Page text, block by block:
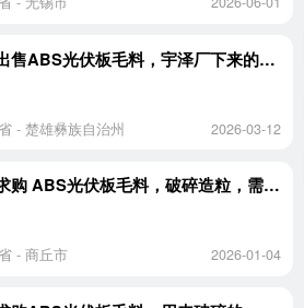
出售ABS光伏板毛料，宇泽厂下来的，现货90吨
- 楚雄彝族自治州 2026-03-12
求购 ABS光伏板毛料，破碎造粒，需求量两百吨
- 商丘市 2026-01-04